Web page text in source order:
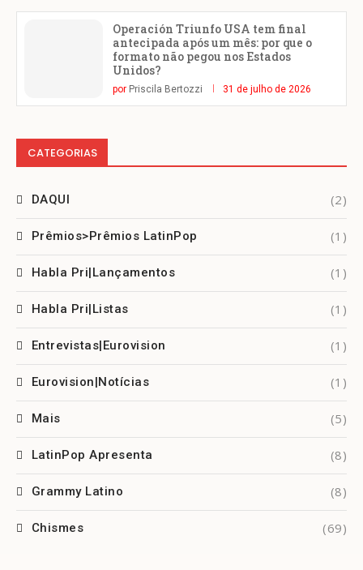
Operación Triunfo USA tem final
antecipada após um mês: por que o
formato não pegou nos Estados
Unidos?
por Priscila Bertozzi 31 de julho de 2026
CATEGORIAS
DAQUI (2)
Prêmios>Prêmios LatinPop (1)
Habla Pri|Lançamentos (1)
Habla Pri|Listas (1)
Entrevistas|Eurovision (1)
Eurovision|Notícias (1)
Mais (5)
LatinPop Apresenta (8)
Grammy Latino (8)
Chismes (69)